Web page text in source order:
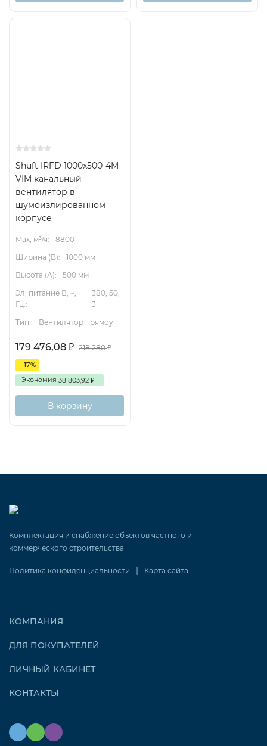
Shuft IRFD 1000x500-4M
VIM канальный
вентилятор в
шумоизлированном
корпусе
Max, м³/ч:
8800
Ширина (B):
1000 мм
Высота (А):
500 мм
Эл. питание В, ~,
Гц.:
380, 50,
3
Тип.:
Вентилятор прямоуг.
179 476,08 ₽ 218 280₽
- 17%
Экономия 38 803,92 ₽
В корзину
Комплектация и снабжение объектов частного и
коммерческого строительства
Политика конфиденциальности | Карта сайта
КОМПАНИЯ
ДЛЯ ПОКУПАТЕЛЕЙ
ЛИЧНЫЙ КАБИНЕТ
КОНТАКТЫ